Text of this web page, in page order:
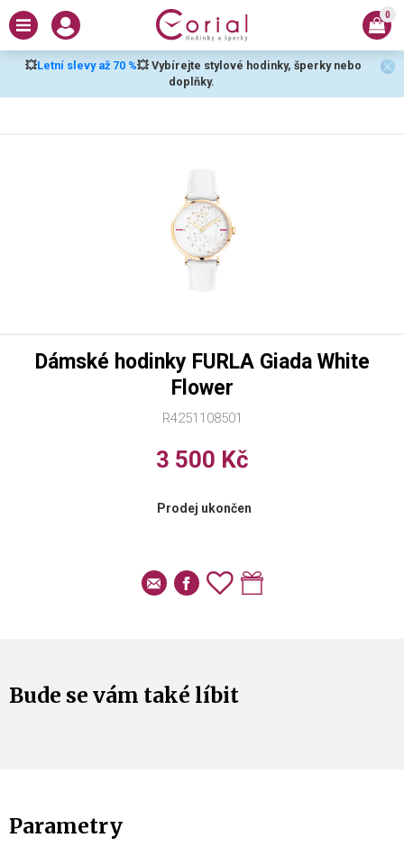
💥Letní slevy až 70 %💥 Vybírejte stylové hodinky, šperky nebo
doplňky.
0
R4251108501
Dámské hodinky FURLA Giada White
Flower
3 500 Kč
Prodej ukončen
Bude se vám také líbit
Parametry